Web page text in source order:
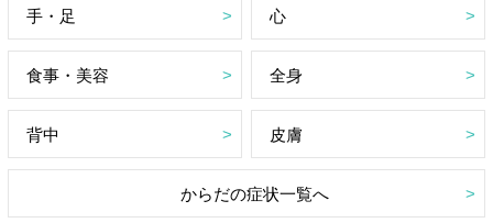
手・足 心
食事・美容 全身
背中 皮膚
からだの症状一覧へ